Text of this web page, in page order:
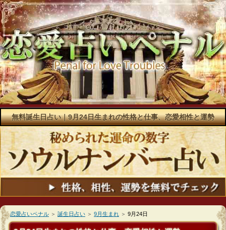
無料誕生日占い｜9月24日生まれの性格と仕事、恋愛相性と運勢
恋愛占いペナル ＞ 誕生日占い ＞ 9月生まれ ＞ 9月24日